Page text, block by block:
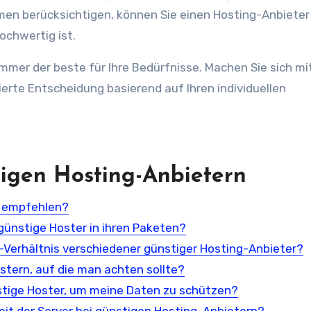
berücksichtigen, können Sie einen Hosting-
ist.
der beste für Ihre Bedürfnisse. Machen Sie sich
Entscheidung basierend auf Ihren individuellen
Hosting-Anbietern
Hoster in ihren Paketen?
verschiedener günstiger Hosting-Anbieter?
auf die man achten sollte?
Hoster, um meine Daten zu schützen?